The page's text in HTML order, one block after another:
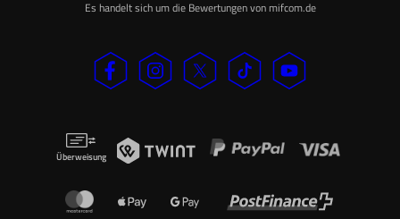
Es handelt sich um die Bewertungen von mifcom.de
Überweisung